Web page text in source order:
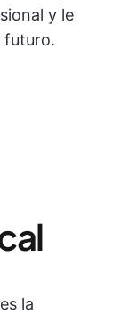
y le
futuro.
es la